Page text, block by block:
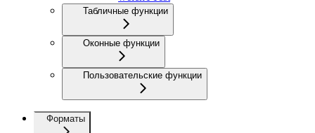
Табличные функции
Оконные функции
Пользовательские функции
Форматы